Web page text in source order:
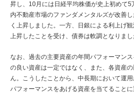
昇し、10月には日経平均株価が史上初めて5
内不動産市場のファンダメンタルズが改善
く上昇しました。一方、日銀による利上げ
上昇したことを受け、債券は軟調となりまし
なお、過去の主要資産の年間パフォーマン
の良い資産は一定ではなく、また、各資産
ん。こうしたことから、中長期において運
パフォーマンスをあげる資産を当てること